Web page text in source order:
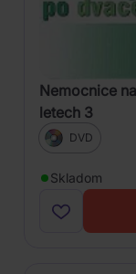
Nemocnice
letech 3
DVD
Skladom